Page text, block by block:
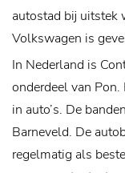
autostad bij uitstek
Volkswagen is
In Nederland is
onderdeel van
in auto’s. De
Barneveld. De
regelmatig als